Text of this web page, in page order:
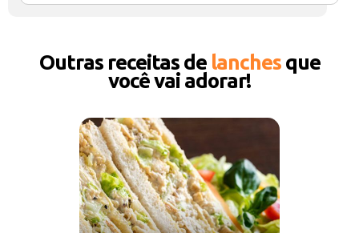
Outras receitas de lanchesque
você vai adorar!